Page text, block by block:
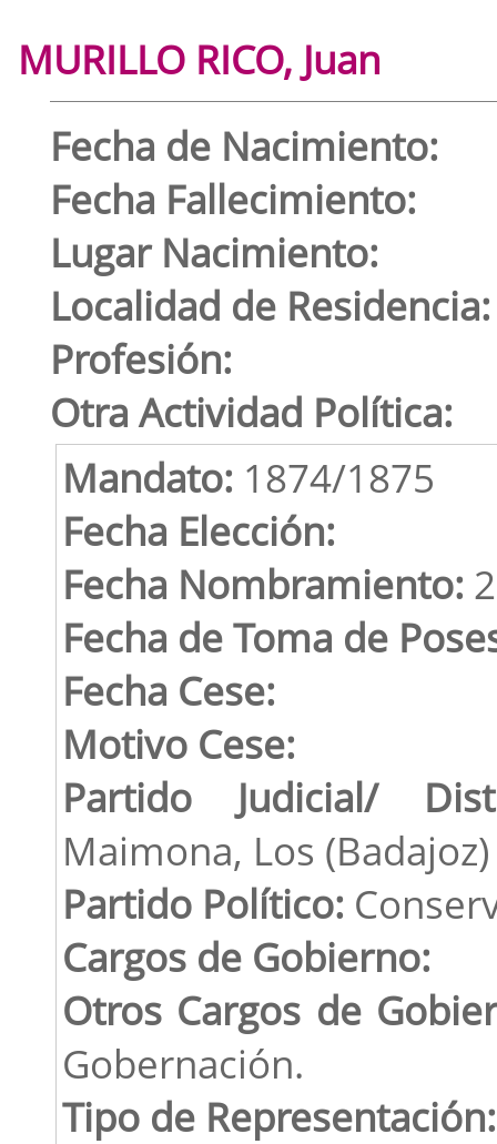
MURILLO RICO, Juan
Fecha de Nacimiento:
Fecha Fallecimiento:
Lugar Nacimiento:
Localidad de Residencia:
Profesión:
Otra Actividad Política:
Mandato: 1874/1875
Fecha Elección:
Fecha Nombramiento:
Fecha de Toma de
Fecha Cese:
Motivo Cese:
Partido Judicial/
Maimona, Los (Badajoz)
Partido Político:
Cargos de Gobierno:
Otros Cargos de
Gobernación.
Tipo de Representación: